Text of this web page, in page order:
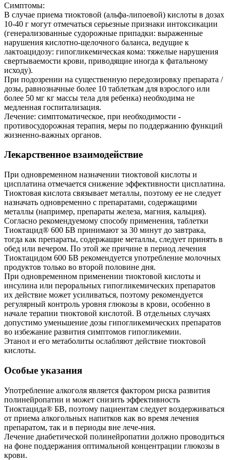
Симптомы:
В случае приема тиоктовой (альфа-липоевой) кислоты в дозах
10-40 г могут отмечаться серьезные признаки интоксикации
(генерализованные судорожные припадки: выраженные
нарушения кислотно-щелочного баланса, ведущие к
лактоацидозу: гипогликемическая кома: тяжелые нарушения
свертываемости крови, приводящие иногда к фатальному
исходу).
При подозрении на существенную передозировку препарата /
дозы, равнозначные более 10 таблеткам для взрослого или
более 50 мг кг массы тела для ребенка) необходима не
медленная госпитализация.
Лечение: симптоматическое, при необходимости -
противосудорожная терапия, меры по поддержанию функций
жизненно-важных органов.
Лекарственное взаимодействие
При одновременном назначении тиоктовой кислоты и
цисплатина отмечается снижение эффективности цисплатина.
Тиоктовая кислота связывает металлы, поэтому ее не следует
назначать одновременно с препаратами, содержащими
металлы (например, препараты железа, магния, кальция).
Согласно рекомендуемому способу применения, таблетки
Тиоктацид® 600 БВ принимают за 30 минут до завтрака,
тогда как препараты, содержащие металлы, следует принять в
обед или вечером. По этой же причине в период лечения
Тиоктацидом 600 БВ рекомендуется употребление молочных
продуктов только во второй половине дня.
При одновременном применении тиоктовой кислоты и
инсулина или пероральных гипогликемических препаратов
их действие может усиливаться, поэтому рекомендуется
регулярный контроль уровня глюкозы в крови, особенно в
начале терапии тиоктовой кислотой. В отдельных случаях
допустимо уменьшение дозы гипогликемических препаратов
во избежание развития симптомов гипогликемии.
Этанол и его метаболиты ослабляют действие тиоктовой
кислоты.
Особые указания
Употребление алкоголя является фактором риска развития
полинейропатии и может снизить эффективность
Тиоктацида® БВ, поэтому пациентам следует воздерживаться
от приема алкогольных напитков как во время лечения
препаратом, так и в периоды вне лече-ния.
Лечение диабетической полинейропатии должно проводиться
на фоне поддержания оптимальной концентрации глюкозы в
крови.